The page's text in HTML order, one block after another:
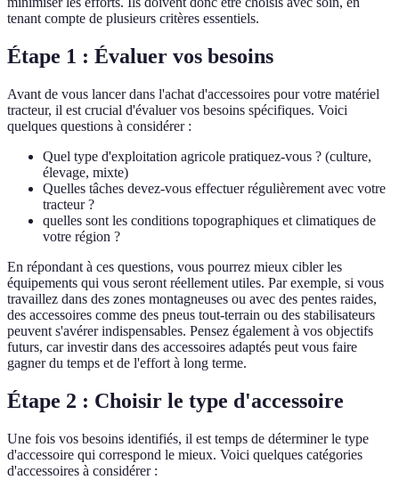
tenant compte de plusieurs critères essentiels.
Étape 1 : Évaluer vos besoins
Avant de vous lancer dans l'achat d'accessoires pour votre matériel
tracteur, il est crucial d'évaluer vos besoins spécifiques. Voici
quelques questions à considérer :
Quel type d'exploitation agricole pratiquez-vous ? (culture,
élevage, mixte)
Quelles tâches devez-vous effectuer régulièrement avec votre
tracteur ?
quelles sont les conditions topographiques et climatiques de
votre région ?
En répondant à ces questions, vous pourrez mieux cibler les
équipements qui vous seront réellement utiles. Par exemple, si vous
travaillez dans des zones montagneuses ou avec des pentes raides,
des accessoires comme des pneus tout-terrain ou des stabilisateurs
peuvent s'avérer indispensables. Pensez également à vos objectifs
futurs, car investir dans des accessoires adaptés peut vous faire
gagner du temps et de l'effort à long terme.
Étape 2 : Choisir le type d'accessoire
Une fois vos besoins identifiés, il est temps de déterminer le type
d'accessoire qui correspond le mieux. Voici quelques catégories
d'accessoires à considérer :